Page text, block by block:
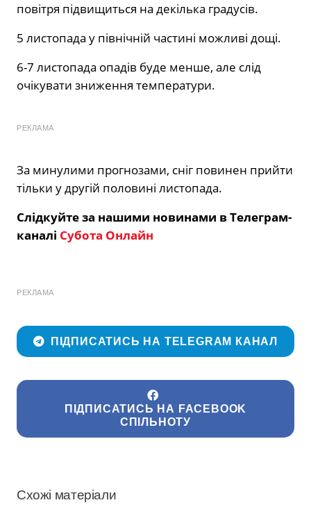
повітря підвищиться на декілька градусів.
5 листопада у північній частині можливі дощі.
6-7 листопада опадів буде менше, але слід
очікувати зниження температури.
РЕКЛАМА
За минулими прогнозами, сніг повинен прийти
тільки у другій половині листопада.
Слідкуйте за нашими новинами в Телеграм-
каналі Субота Онлайн
РЕКЛАМА
ПІДПИСАТИСЬ НА TELEGRAM КАНАЛ
ПІДПИСАТИСЬ НА FACEBOOK
СПІЛЬНОТУ
Схожі матеріали